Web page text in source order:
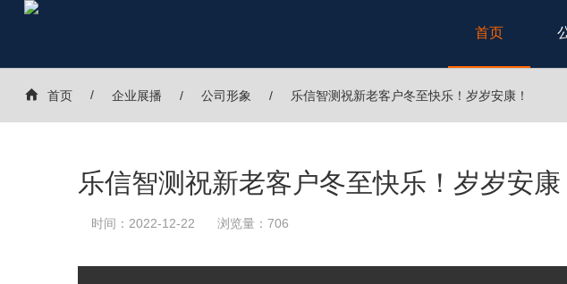
首页
首页 企业展播 公司形象 乐信智测祝新老客户冬至快乐！岁岁安康！
乐信智测祝新老客户冬至快乐！岁岁安康
时间：2022-12-22 浏览量：706